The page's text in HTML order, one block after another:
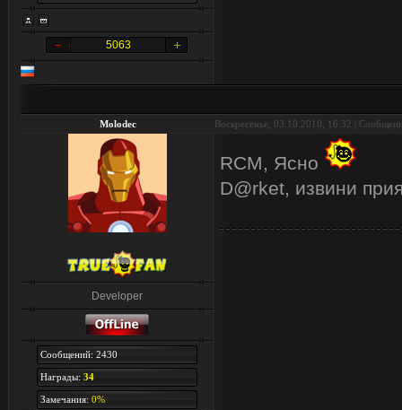
5063
Molodec Воскресенье, 03.10.2010, 16:32 |
Developer
Сообщений: 2430
Награды: 34
Замечания: 0%
RCM, Ясно
D@rket, извини